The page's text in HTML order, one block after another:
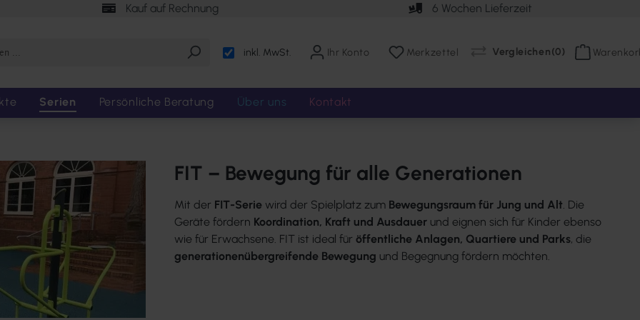
Kauf auf Rechnung 6 Wochen Lieferzeit
inkl. MwSt. Ihr Konto Merkzettel Vergleichen(0)
Serien Persönliche Beratung Über uns Kontakt
FIT – Bewegung für alle Generationen
Mit der FIT-Serie wird der Spielplatz zum Bewegungsraum für Jung und Alt. Die
Geräte fördern Koordination, Kraft und Ausdauer und eignen sich für Kinder ebenso
wie für Erwachsene. FIT ist ideal für öffentliche Anlagen, Quartiere und Parks, die
generationenübergreifende Bewegung und Begegnung fördern möchten.